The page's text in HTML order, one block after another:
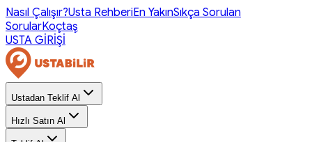
Nasıl Çalışır?Usta RehberiEn YakınSıkça Sorulan
SorularKoçtaş
USTA GİRİŞİ
Ustadan Teklif Al
Hızlı Satın Al